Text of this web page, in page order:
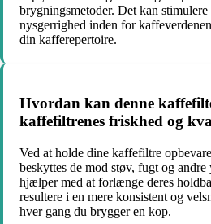
brygningsmetoder. Det kan
nysgerrighed inden for
din kafferepertoire.
Hvordan kan denne
kaffefiltrenes friskhed og
Ved at holde dine kaffefiltre
beskyttes de mod støv, fugt og
hjælper med at forlænge deres
resultere i en mere konsistent og
hver gang du brygger en kop.